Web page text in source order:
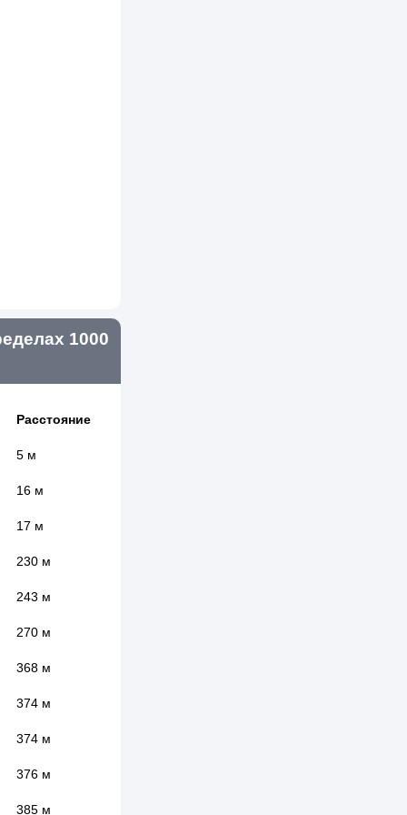
1000
Расстояние
5 м
16 м
17 м
230 м
243 м
270 м
368 м
374 м
374 м
376 м
385 м